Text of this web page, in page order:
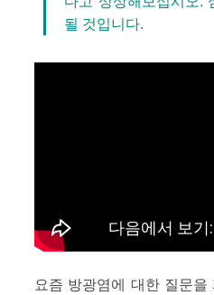
될 것입니다.
요즘 방광염에 대한 질문